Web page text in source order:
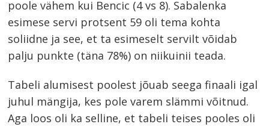
poole vähem kui Bencic (4 vs 8). Sabalenka
esimese servi protsent 59 oli tema kohta
soliidne ja see, et ta esimeselt servilt võidab
palju punkte (täna 78%) on niikuinii teada.
Tabeli alumisest poolest jõuab seega finaali igal
juhul mängija, kes pole varem slämmi võitnud.
Aga loos oli ka selline, et tabeli teises pooles oli